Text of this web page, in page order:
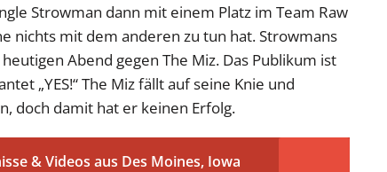
Strowman dann mit einem Platz im Team Raw
nichts mit dem anderen zu tun hat. Strowmans
Abend gegen The Miz. Das Publikum ist
„YES!“ The Miz fällt auf seine Knie und
doch damit hat er keinen Erfolg.
& Videos aus Des Moines, Iowa